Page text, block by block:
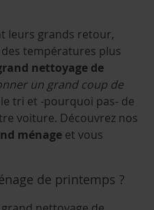
leurs grands retour,
températures plus
nettoyage de
un grand coup de
tri et -pourquoi pas- de
voiture. Découvrez nos
ménage et vous
de printemps ?